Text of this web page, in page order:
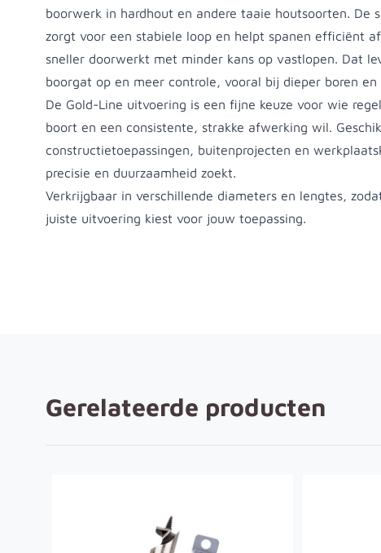
boorwerk in hardhout en andere taaie houtsoorten. De
zorgt voor een stabiele loop en helpt spanen efficiënt
sneller doorwerkt met minder kans op vastlopen. Dat
boorgat op en meer controle, vooral bij dieper boren en
De Gold-Line uitvoering is een fijne keuze voor wie
boort en een consistente, strakke afwerking wil.
constructietoepassingen, buitenprojecten en
precisie en duurzaamheid zoekt.
Verkrijgbaar in verschillende diameters en lengtes,
juiste uitvoering kiest voor jouw toepassing.
Gerelateerde producten